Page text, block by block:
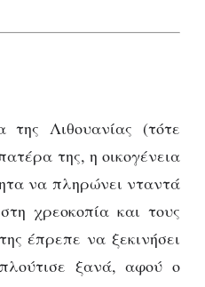
της Λιθουανίας (τότε
της, η οικογένεια
να πληρώνει νταντά
χρεοκοπία και τους
έπρεπε να ξεκινήσει
ξανά, αφού ο